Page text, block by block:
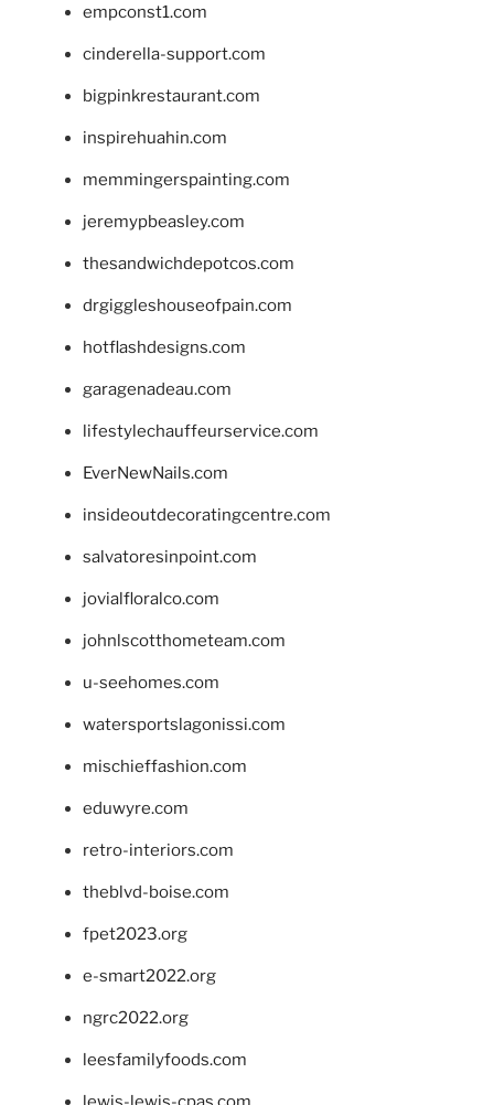
empconst1.com
cinderella-support.com
bigpinkrestaurant.com
inspirehuahin.com
memmingerspainting.com
jeremypbeasley.com
thesandwichdepotcos.com
drgiggleshouseofpain.com
hotflashdesigns.com
garagenadeau.com
lifestylechauffeurservice.com
EverNewNails.com
insideoutdecoratingcentre.com
salvatoresinpoint.com
jovialfloralco.com
johnlscotthometeam.com
u-seehomes.com
watersportslagonissi.com
mischieffashion.com
eduwyre.com
retro-interiors.com
theblvd-boise.com
fpet2023.org
e-smart2022.org
ngrc2022.org
leesfamilyfoods.com